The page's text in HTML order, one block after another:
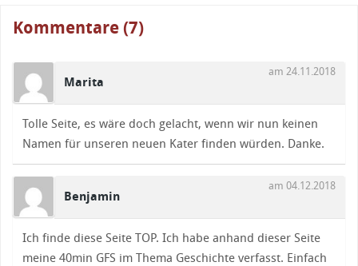
Kommentare (7)
Marita
am 24.11.2018
Tolle Seite, es wäre doch gelacht, wenn wir nun keinen
Namen für unseren neuen Kater finden würden. Danke.
Benjamin
am 04.12.2018
Ich finde diese Seite TOP. Ich habe anhand dieser Seite
meine 40min GFS im Thema Geschichte verfasst. Einfach